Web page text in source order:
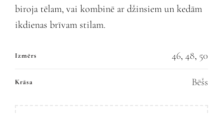
biroja tēlam, vai kombinē ar džinsiem un kedām
ikdienas brīvam stilam.
Izmērs 46, 48, 50
Krāsa Bēšs